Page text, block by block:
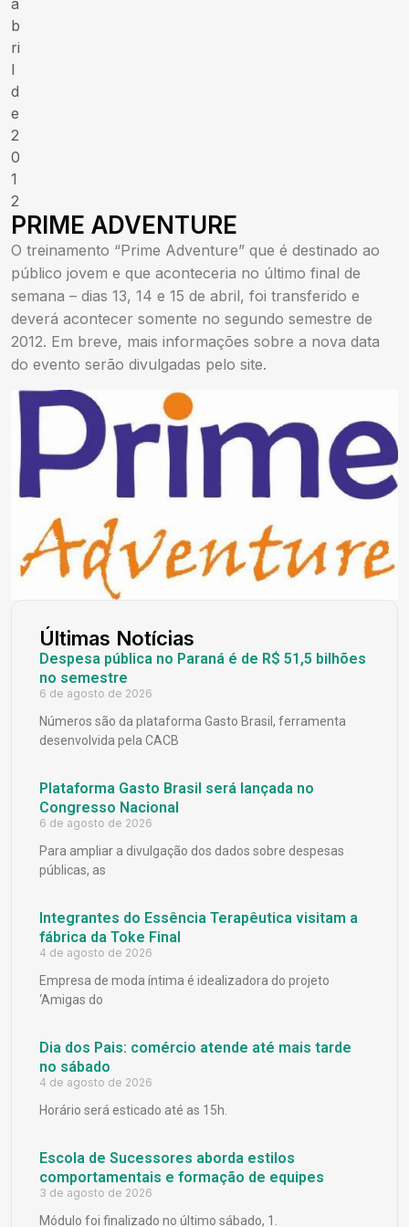
a
b
ri
l
d
e
2
0
1
2
PRIME ADVENTURE
O treinamento “Prime Adventure” que é destinado ao
público jovem e que aconteceria no último final de
semana – dias 13, 14 e 15 de abril, foi transferido e
deverá acontecer somente no segundo semestre de
2012. Em breve, mais informações sobre a nova data
do evento serão divulgadas pelo site.
Últimas Notícias
Despesa pública no Paraná é de R$ 51,5 bilhões
no semestre
6 de agosto de 2026
Números são da plataforma Gasto Brasil, ferramenta
desenvolvida pela CACB
Plataforma Gasto Brasil será lançada no
Congresso Nacional
6 de agosto de 2026
Para ampliar a divulgação dos dados sobre despesas
públicas, as
Integrantes do Essência Terapêutica visitam a
fábrica da Toke Final
4 de agosto de 2026
Empresa de moda íntima é idealizadora do projeto
‘Amigas do
Dia dos Pais: comércio atende até mais tarde
no sábado
4 de agosto de 2026
Horário será esticado até as 15h.
Escola de Sucessores aborda estilos
comportamentais e formação de equipes
3 de agosto de 2026
Módulo foi finalizado no último sábado, 1.